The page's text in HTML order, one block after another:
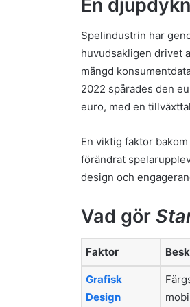
En
Spelindustrin har
huvudsakligen drivet
mängd
2022 spårades den
euro, med en
En viktig faktor
förändrat
design och
Vad gör
Faktor
Grafisk
Design